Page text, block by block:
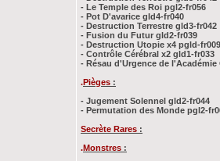
- Le Temple des Roi pgl2-fr056
- Pot D'avarice gld4-fr040
- Destruction Terrestre gld3-fr042
- Fusion du Futur gld2-fr039
- Destruction Utopie x4 pgld-fr009
- Contrôle Cérébral x2 gld1-fr033
- Résau d'Urgence de l'Académie
.Pièges :
- Jugement Solennel gld2-fr044
- Permutation des Monde pgl2-
Secrète Rares :
.Monstres :